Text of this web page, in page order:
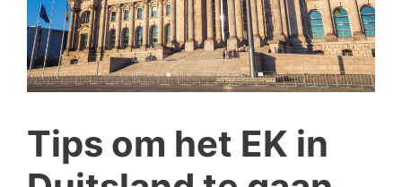
Tips om het EK in